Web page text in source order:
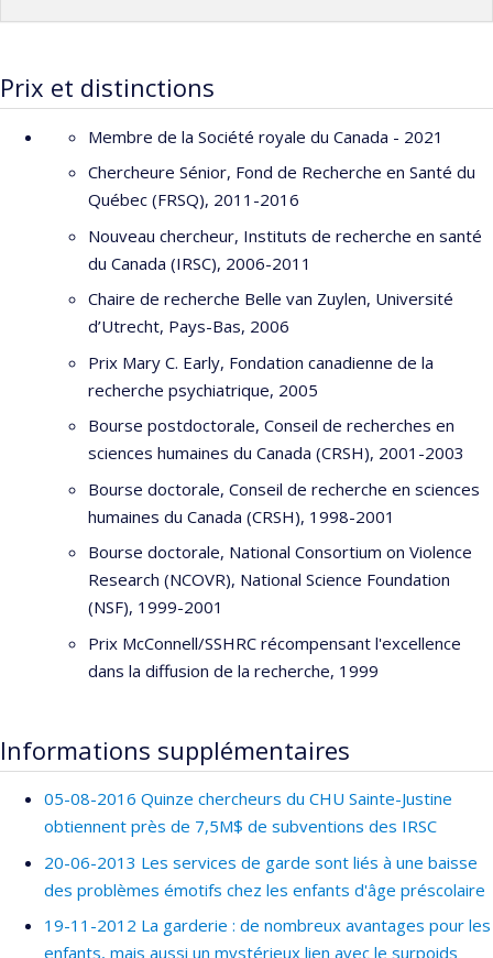
Prix et distinctions
Membre de la Société royale du Canada - 2021
Chercheure Sénior, Fond de Recherche en Santé du
Québec (FRSQ), 2011-2016
Nouveau chercheur, Instituts de recherche en santé
du Canada (IRSC), 2006-2011
Chaire de recherche Belle van Zuylen, Université
d’Utrecht, Pays-Bas, 2006
Prix Mary C. Early, Fondation canadienne de la
recherche psychiatrique, 2005
Bourse postdoctorale, Conseil de recherches en
sciences humaines du Canada (CRSH), 2001-2003
Bourse doctorale, Conseil de recherche en sciences
humaines du Canada (CRSH), 1998-2001
Bourse doctorale, National Consortium on Violence
Research (NCOVR), National Science Foundation
(NSF), 1999-2001
Prix McConnell/SSHRC récompensant l'excellence
dans la diffusion de la recherche, 1999
Informations supplémentaires
05-08-2016 Quinze chercheurs du CHU Sainte-Justine
obtiennent près de 7,5M$ de subventions des IRSC
20-06-2013 Les services de garde sont liés à une baisse
des problèmes émotifs chez les enfants d'âge préscolaire
19-11-2012 La garderie : de nombreux avantages pour les
enfants, mais aussi un mystérieux lien avec le surpoids